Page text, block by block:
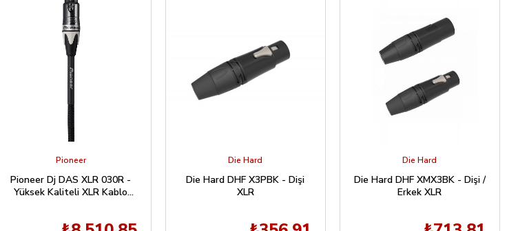
Pioneer
Pioneer Dj DAS XLR 030R -
Yüksek Kaliteli XLR Kablo
Die Hard
Die Hard DHF X3PBK - Dişi
XLR
Die Hard
Die Hard DHF XMX3BK - Dişi /
Erkek XLR